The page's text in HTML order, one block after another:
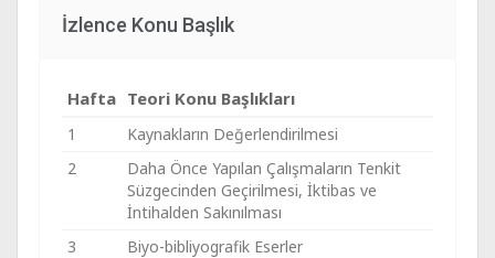
İzlence Konu Başlık
Hafta Teori Konu Başlıkları
1
Kaynakların Değerlendirilmesi
2
Daha Önce Yapılan Çalışmaların Tenkit
Süzgecinden Geçirilmesi, İktibas ve
İntihalden Sakınılması
3
Biyo-bibliyografik Eserler